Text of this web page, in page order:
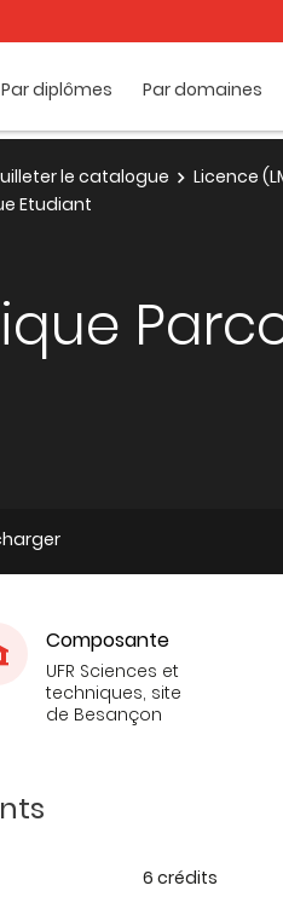
Par diplômes Par domaines
le catalogue Licence
Etudiant
Composante
UFR Sciences et
techniques, site
de Besançon
6 crédits